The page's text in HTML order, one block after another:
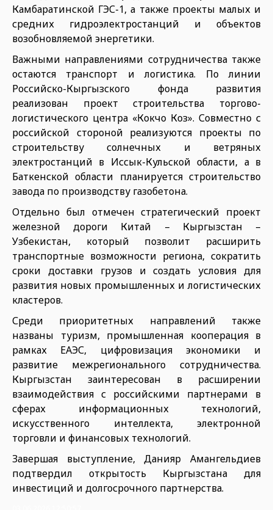
Камбаратинской ГЭС-1, а также проекты малых и
средних гидроэлектростанций и объектов
возобновляемой энергетики.
Важными направлениями сотрудничества также
остаются транспорт и логистика. По линии
Российско-Кыргызского фонда развития
реализован проект строительства торгово-
логистического центра «Кокчо Коз». Совместно с
российской стороной реализуются проекты по
строительству солнечных и ветряных
электростанций в Иссык-Кульской области, а в
Баткенской области планируется строительство
завода по производству газобетона.
Отдельно был отмечен стратегический проект
железной дороги Китай – Кыргызстан –
Узбекистан, который позволит расширить
транспортные возможности региона, сократить
сроки доставки грузов и создать условия для
развития новых промышленных и логистических
кластеров.
Среди приоритетных направлений также
названы туризм, промышленная кооперация в
рамках ЕАЭС, цифровизация экономики и
развитие межрегионального сотрудничества.
Кыргызстан заинтересован в расширении
взаимодействия с российскими партнерами в
сферах информационных технологий,
искусственного интеллекта, электронной
торговли и финансовых технологий.
Завершая выступление, Данияр Амангельдиев
подтвердил открытость Кыргызстана для
инвестиций и долгосрочного партнерства.